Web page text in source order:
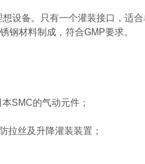
设备。只有一个灌装接口，适
钢材料制成，符合GMP要求。
SMC的气动元件；
拉丝及升降灌装装置；